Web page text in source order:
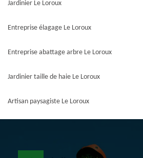
Jardinier Le Loroux
Entreprise élagage Le Loroux
Entreprise abattage arbre Le Loroux
Jardinier taille de haie Le Loroux
Artisan paysagiste Le Loroux